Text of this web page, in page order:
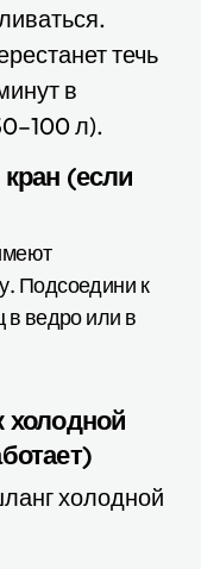
течь
в
л).
(если
Подсоедини к
в ведро или в
холодной
холодной